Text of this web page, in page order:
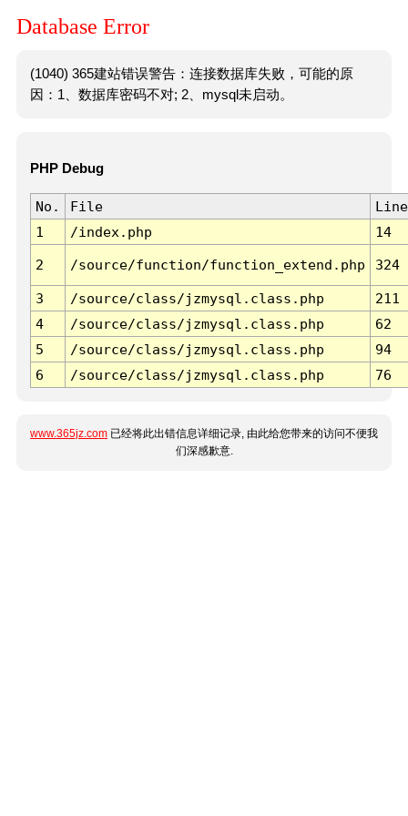
Database Error
(1040) 365建站错误警告：连接数据库失败，可能的原
因：1、数据库密码不对; 2、mysql未启动。
PHP Debug
No. File
Line
1
/index.php 14
2 /source/function/function_extend.php 324
3 /source/class/jzmysql.class.php
211
4
/source/class/jzmysql.class.php
62
5
/source/class/jzmysql.class.php
94
6
/source/class/jzmysql.class.php 76
www.365jz.com 已经将此出错信息详细记录, 由此给您带来的访问不便我
们深感歉意.